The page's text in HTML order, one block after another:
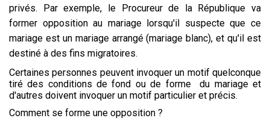
privés. Par exemple, le Procureur de la République va
former opposition au mariage lorsqu'il suspecte que ce
mariage est un mariage arrangé (mariage blanc), et qu'il est
destiné à des fins migratoires.
Certaines personnes peuvent invoquer un motif quelconque
tiré des conditions de fond ou de forme du mariage et
d'autres doivent invoquer un motif particulier et précis.
Comment se forme une opposition ?